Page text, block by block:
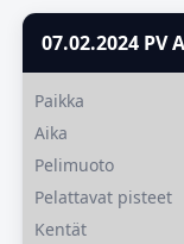
07.02.2024 PV
Paikka
Aika
Pelimuoto
Pelattavat pisteet
Kentät